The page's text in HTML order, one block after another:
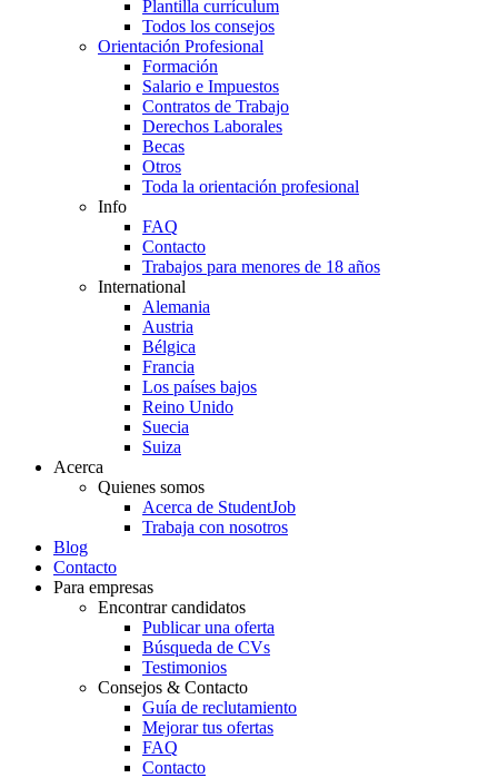
Plantilla currículum
Todos los consejos
Orientación Profesional
Formación
Salario e Impuestos
Contratos de Trabajo
Derechos Laborales
Becas
Otros
Toda la orientación profesional
Info
FAQ
Contacto
Trabajos para menores de 18 años
International
Alemania
Austria
Bélgica
Francia
Los países bajos
Reino Unido
Suecia
Suiza
Acerca
Quienes somos
Acerca de StudentJob
Trabaja con nosotros
Blog
Contacto
Para empresas
Encontrar candidatos
Publicar una oferta
Búsqueda de CVs
Testimonios
Consejos & Contacto
Guía de reclutamiento
Mejorar tus ofertas
FAQ
Contacto